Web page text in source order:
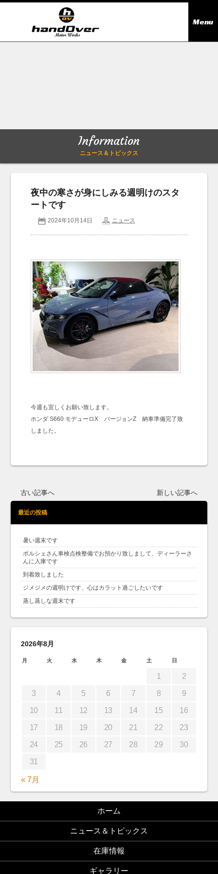
Menu
Company outline
会社概要
アクセス
お問い合わせ
Information
ニュース＆トピックス
夜中の寒さが身にしみる週明けのスタ
ートです
2024年10月14日 ニュース
今週も宜しくお願い致します。
ホンダ S660 モデューロX バージョンZ 納車準備完了致
しました。
古い記事へ 新しい記事へ
最近の投稿
暑い週末です
ポルシェさん車検点検整備でお預かり致しまして、ディーラーさ
んに入庫です
到着致しました
ジメジメの週明けです、心はカラット過ごしたいです
蒸し蒸しな週末です
2026年8月
月 火 水 木 金 土 日
1 2
3 4 5 6 7 8 9
10 11 12 13 14 15 16
17 18 19 20 21 22 23
24 25 26 27 28 29 30
31
« 7月
ホーム
ニュース＆トピックス
在庫情報
ギャラリー